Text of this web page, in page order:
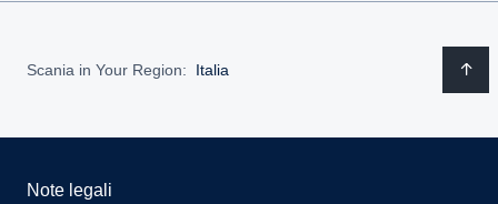
Scania in Your Region: Italia
Note legali